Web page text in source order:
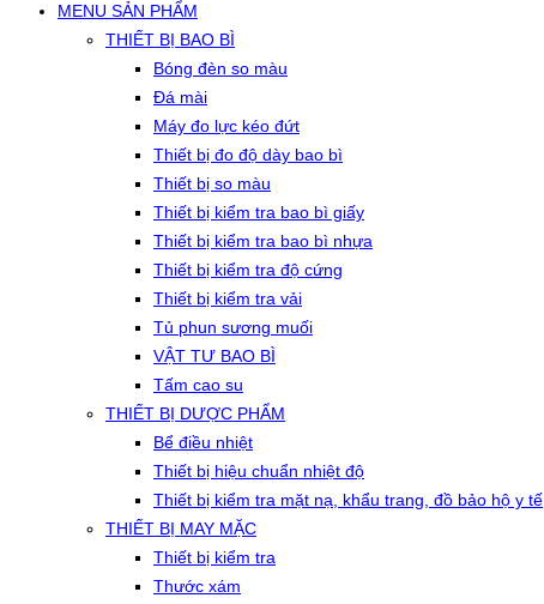
MENU SẢN PHẨM
THIẾT BỊ BAO BÌ
Bóng đèn so màu
Đá mài
Máy đo lực kéo đứt
Thiết bị đo độ dày bao bì
Thiết bị so màu
Thiết bị kiểm tra bao bì giấy
Thiết bị kiểm tra bao bì nhựa
Thiết bị kiểm tra độ cứng
Thiết bị kiểm tra vải
Tủ phun sương muối
VẬT TƯ BAO BÌ
Tấm cao su
THIẾT BỊ DƯỢC PHẨM
Bể điều nhiệt
Thiết bị hiệu chuẩn nhiệt độ
Thiết bị kiểm tra mặt nạ, khẩu trang, đồ bảo hộ y tế
THIẾT BỊ MAY MẶC
Thiết bị kiểm tra
Thước xám